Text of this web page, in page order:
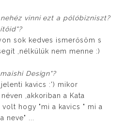
vinni ezt a pólóbizniszt?
sok kedves ismerősöm s
,nélkülük nem menne :)
Design"?
kavics :') mikor
,akkoriban a Kata
volt hogy "mi a kavics " mi a
neve" ...